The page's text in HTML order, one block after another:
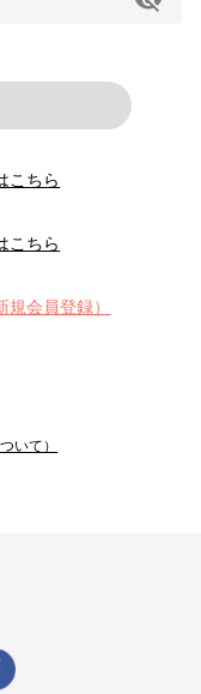
こちら
こちら
会員登録）
いて）